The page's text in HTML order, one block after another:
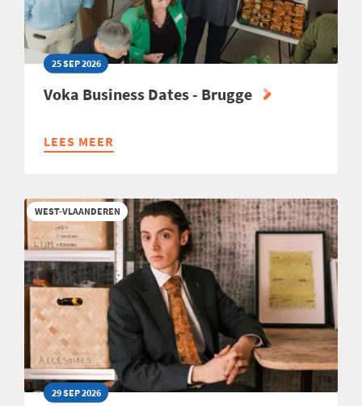
25 SEP 2026
Voka Business Dates - Brugge
LEES MEER
ABOUT
DATES
-
BRUGGE
WEST-VLAANDEREN
29 SEP 2026